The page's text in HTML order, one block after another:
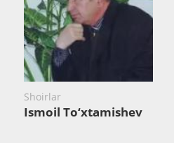
Shoirlar
Ismoil To‘xtamishev